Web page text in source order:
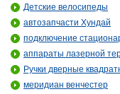
Детские велосипеды
автозапчасти Хундай
подключение
аппараты лазерной
Ручки дверные
меридиан венчестер